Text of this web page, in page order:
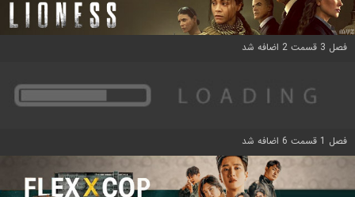
فصل 3 قسمت 2 اضافه شد
فصل 1 قسمت 6 اضافه شد